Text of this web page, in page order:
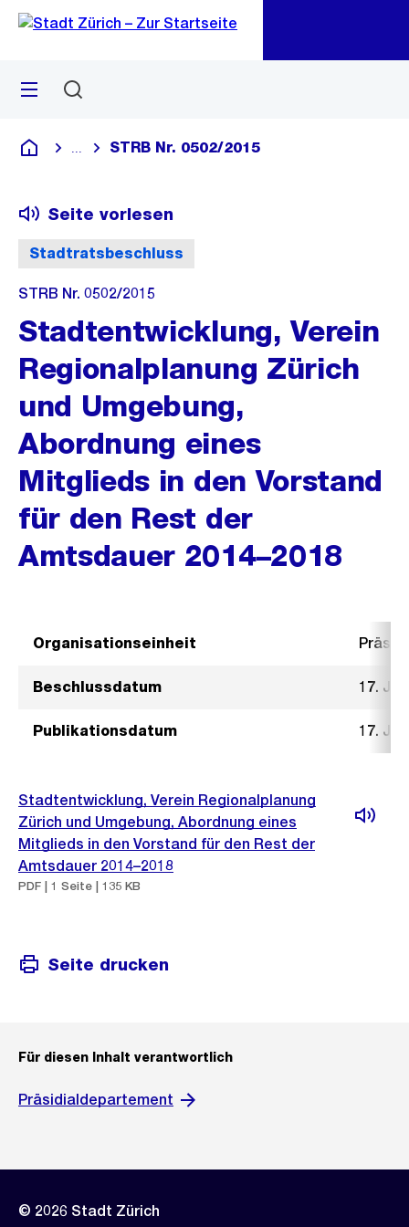
Navigation
Sprunglink
Menü
Deutsch
Blende alle Breadcrumbs ein
STRB Nr. 0502/2015
Stadtratsbeschluss
Seite vorlesen
STRB Nr. 0502/2015
Stadtentwicklung, Verein
Regionalplanung Zürich
und Umgebung,
Abordnung eines
Mitglieds in den Vorstand
für den Rest der
Amtsdauer 2014–2018
Organisationseinheit
Beschlussdatum 17.
Publikationsdatum 17.
Stadtentwicklung, Verein Regionalplanung
Zürich und Umgebung, Abordnung eines
Mitglieds in den Vorstand für den Rest der
Amtsdauer 2014–2018
PDF | 1 Seite | 135 KB
Seite drucken
Für diesen Inhalt verantwortlich
Präsidialdepartement
© 2026 Stadt Zürich